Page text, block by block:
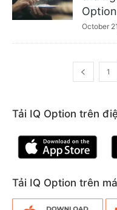
Option
October
1
Tải IQ Option trên
Tải IQ Option trên